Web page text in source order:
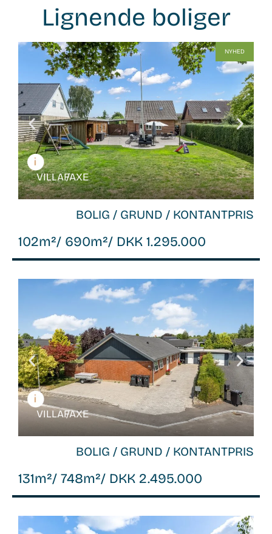
Lignende boliger
NYHED
WB-
26136
VILLA /FAXE
BOLIG / GRUND / KONTANTPRIS
102m²/ 690m²/ DKK 1.295.000
VILLA /FAXE
BOLIG / GRUND / KONTANTPRIS
131m²/ 748m²/ DKK 2.495.000
WB-